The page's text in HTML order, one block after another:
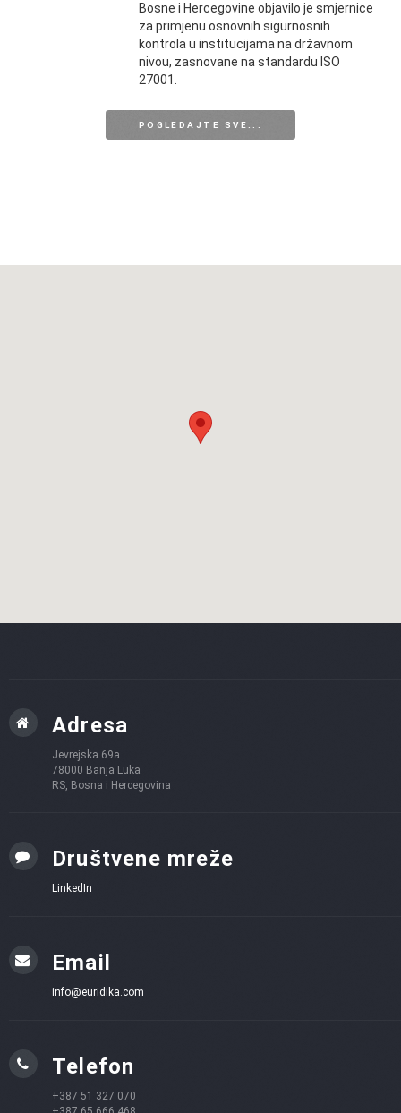
Bosne i Hercegovine objavilo je smjernice
za primjenu osnovnih sigurnosnih
kontrola u institucijama na državnom
nivou, zasnovane na standardu ISO
27001.
POGLEDAJTE SVE...
Adresa
Jevrejska 69a
78000 Banja Luka
RS, Bosna i Hercegovina
Društvene mreže
LinkedIn
Email
info@euridika.com
Telefon
+387 51 327 070